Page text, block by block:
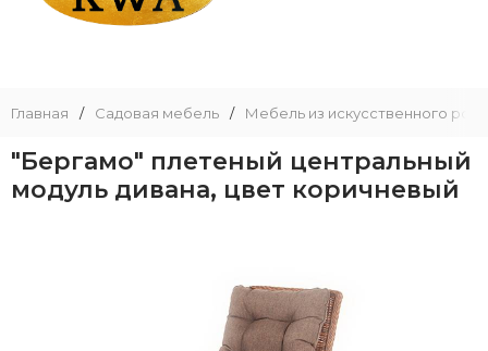
Главная / Садовая мебель / Мебель из искусственного
"Бергамо" плетеный центральный
модуль дивана, цвет коричневый